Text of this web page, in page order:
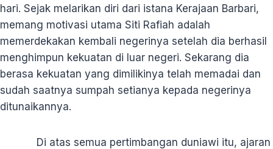
hari. Sejak melarikan diri dari istana Kerajaan Barbari,
memang motivasi utama Siti Rafiah adalah
memerdekakan kembali negerinya setelah dia berhasil
menghimpun kekuatan di luar negeri. Sekarang dia
berasa kekuatan yang dimilikinya telah memadai dan
sudah saatnya sumpah setianya kepada negerinya
ditunaikannya.
Di atas semua pertimbangan duniawi itu, ajaran